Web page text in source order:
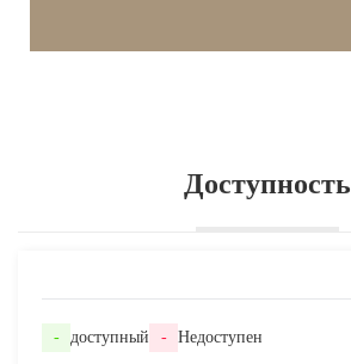
Доступность
- доступный - Недоступен